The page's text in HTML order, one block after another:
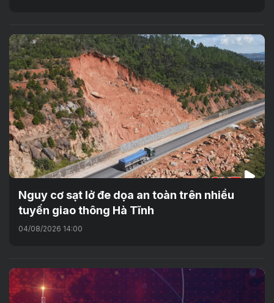
Nguy cơ sạt lở đe dọa an toàn trên nhiều
tuyến giao thông Hà Tĩnh
04/08/2026 14:00